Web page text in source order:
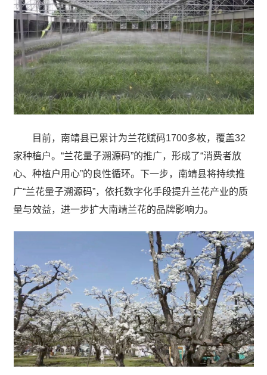
目前，南靖县已累计为兰花赋码1700多枚，覆盖32
家种植户。“兰花量子溯源码”的推广，形成了“消费者放
心、种植户用心”的良性循环。下一步，南靖县将持续推
广“兰花量子溯源码”，依托数字化手段提升兰花产业的质
量与效益，进一步扩大南靖兰花的品牌影响力。